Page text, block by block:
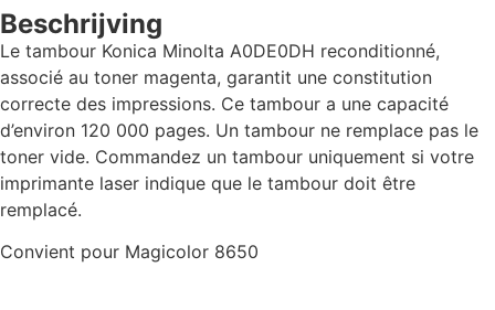
Beschrijving
Le tambour Konica Minolta A0DE0DH reconditionné,
associé au toner magenta, garantit une constitution
correcte des impressions. Ce tambour a une capacité
d’environ 120 000 pages. Un tambour ne remplace pas le
toner vide. Commandez un tambour uniquement si votre
imprimante laser indique que le tambour doit être
remplacé.
Convient pour Magicolor 8650